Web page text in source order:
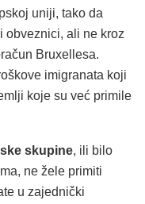
uniji, tako da
obveznici, ali ne kroz
Bruxellesa.
imigranata koji
koje su već primile
skupine, ili bilo
ne žele primiti
u zajednički